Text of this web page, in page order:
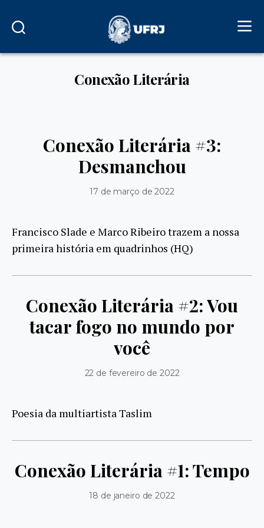
Conexão Literária
Conexão Literária #3:
Desmanchou
17 de março de 2022
Francisco Slade e Marco Ribeiro trazem a nossa
primeira história em quadrinhos (HQ)
Conexão Literária #2: Vou
tacar fogo no mundo por
você
22 de fevereiro de 2022
Poesia da multiartista Taslim
Conexão Literária #1: Tempo
18 de janeiro de 2022